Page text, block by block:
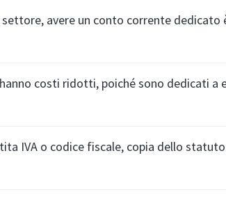
avere un conto corrente dedicato
costi ridotti, poiché sono dedicati a
IVA o codice fiscale, copia dello